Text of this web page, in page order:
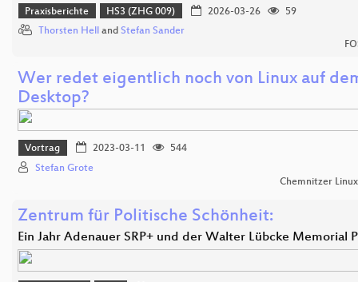
Praxisberichte HS3 (ZHG 009) 2026-03-26
59
Thorsten Hell and Stefan Sander
Wer redet eigentlich noch von Linux auf
Desktop?
Vortrag 2023-03-11
544
Stefan Grote
Chemnitzer
Zentrum für Politische Schönheit:
Ein Jahr Adenauer SRP+ und der Walter Lübcke Memorial